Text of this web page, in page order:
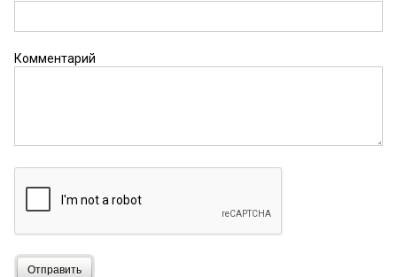
Комментарий
Отправить